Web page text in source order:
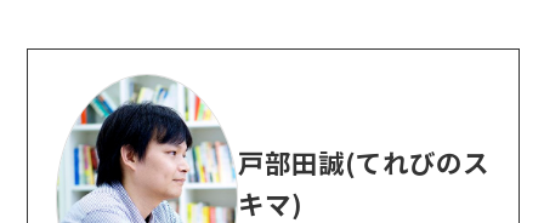
戸部田誠(てれびのス
キマ)